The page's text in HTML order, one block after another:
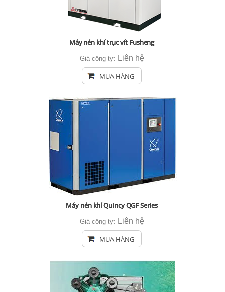
Máy nén khí trục vít Fusheng
Giá công ty: Liên hệ
MUA HÀNG
Máy nén khí Quincy QGF Series
Giá công ty: Liên hệ
MUA HÀNG